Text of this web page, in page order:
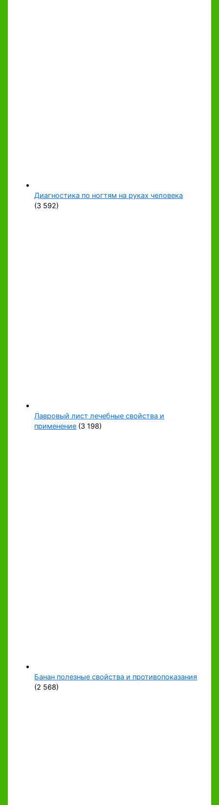
Диагностика по ногтям на руках человека
(3 592)
Лавровый лист лечебные свойства и
применение (3 198)
Банан полезные свойства и противопоказания
(2 568)